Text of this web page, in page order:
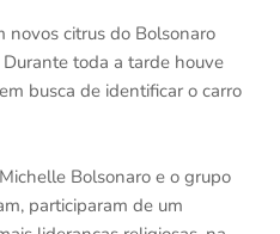
novos citrus do Bolsonaro
toda a tarde houve
busca de identificar o carro
Bolsonaro e o grupo
participaram de um